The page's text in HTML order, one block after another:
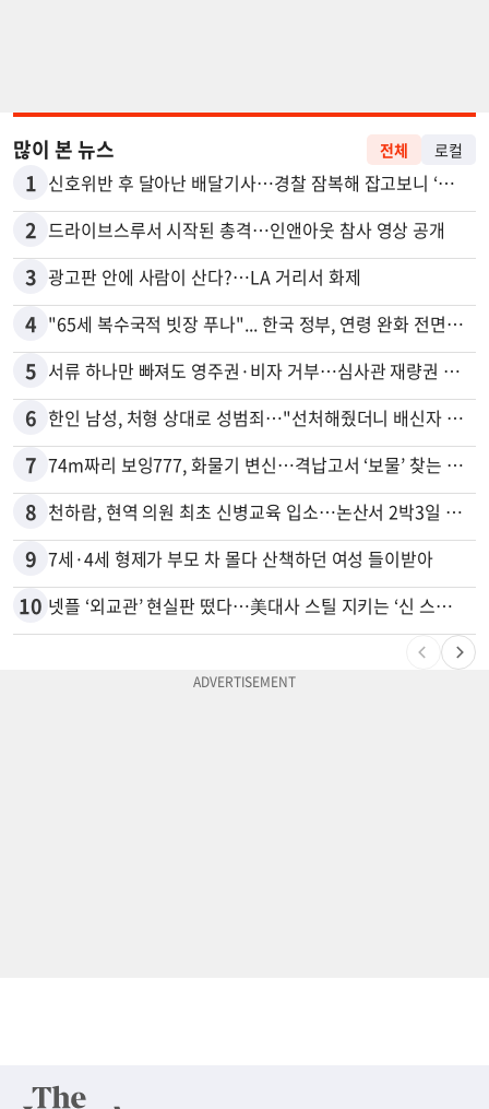
많이 본 뉴스 전체 로컬
1 신호위반 후 달아난 배달기사…경찰 잠복해 잡고보니 ‘반전’
2 드라이브스루서 시작된 총격…인앤아웃 참사 영상 공개
3 광고판 안에 사람이 산다?…LA 거리서 화제
4 "65세 복수국적 빗장 푸나"... 한국 정부, 연령 완화 전면 추진
5 서류 하나만 빠져도 영주권·비자 거부…심사관 재량권 대폭 확대
6 한인 남성, 처형 상대로 성범죄…"선처해줬더니 배신자 취급"
7 74m짜리 보잉777, 화물기 변신…격납고서 ‘보물’ 찾는 인천공항
8 천하람, 현역 의원 최초 신병교육 입소…논산서 2박3일 생활
9 7세·4세 형제가 부모 차 몰다 산책하던 여성 들이받아
10 넷플 ‘외교관’ 현실판 떴다…美대사 스틸 지키는 ‘신 스틸러’